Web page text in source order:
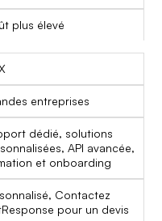
plus élevé
entreprises
dédié, solutions
API avancée,
et onboarding
Contactez
pour un devis